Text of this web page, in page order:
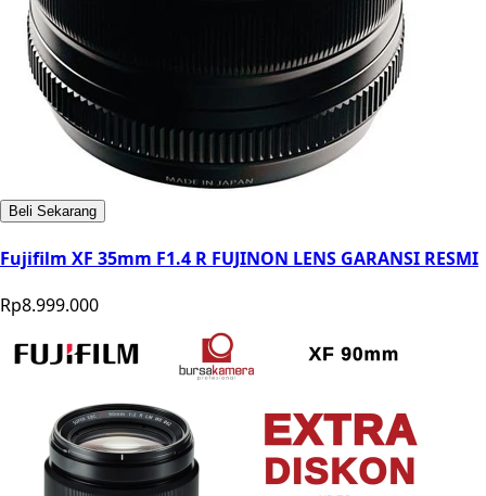
Beli Sekarang
Fujifilm XF 35mm F1.4 R FUJINON LENS GARANSI RESMI
Rp8.999.000